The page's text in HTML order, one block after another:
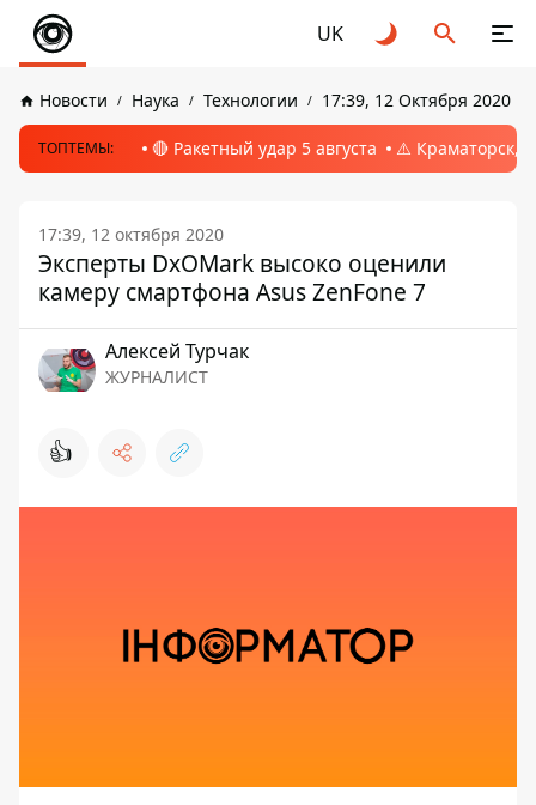
UK
Новости Наука Технологии 17:39, 12 Октября 2020
ТОПТЕМЫ: 🔴 Ракетный удар 5 августа ⚠️ Краматорск,
17:39, 12 октября 2020
Эксперты DxOMark высоко оценили
камеру смартфона Asus ZenFone 7
Алексей Турчак
ЖУРНАЛИСТ
👍